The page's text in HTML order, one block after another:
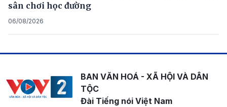
sân chơi học đường
06/08/2026
BAN VĂN HOÁ - XÃ HỘI VÀ DÂN
TỘC
Đài Tiếng nói Việt Nam